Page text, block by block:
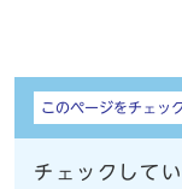
しおり
このページをチェッ
チェックして